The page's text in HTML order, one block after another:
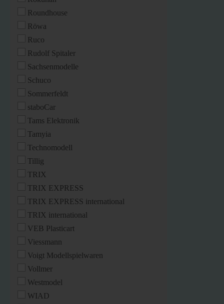
Roundhouse
Röwa
Ruco
Rudolf Spitaler
Sachsenmodelle
Schuco
Sommerfeldt
staboCar
Tams Elektronik
Tamyia
Technomodell
Tillig
TRIX
TRIX EXPRESS
TRIX EXPRESS international
TRIX international
VEB Plasticart
Viessmann
Voigt Modellspielwaren
Vollmer
Westmodel
WIAD